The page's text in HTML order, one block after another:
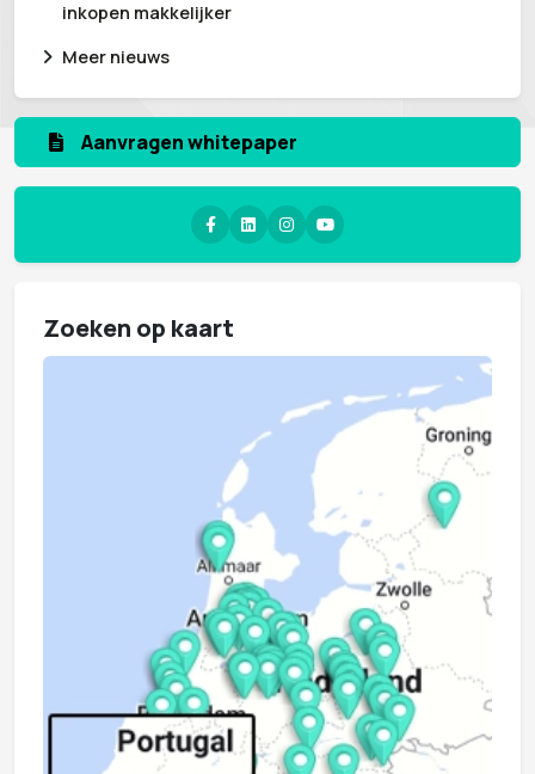
inkopen makkelijker
Meer nieuws
Aanvragen whitepaper
Zoeken op kaart